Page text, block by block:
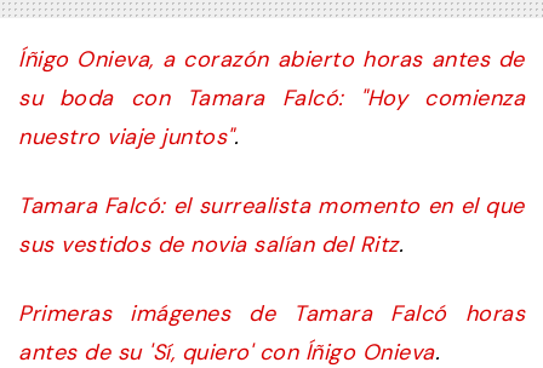
Íñigo Onieva, a corazón abierto horas antes de
su boda con Tamara Falcó: "Hoy comienza
nuestro viaje juntos".
Tamara Falcó: el surrealista momento en el que
sus vestidos de novia salían del Ritz.
Primeras imágenes de Tamara Falcó horas
antes de su 'Sí, quiero' con Íñigo Onieva.